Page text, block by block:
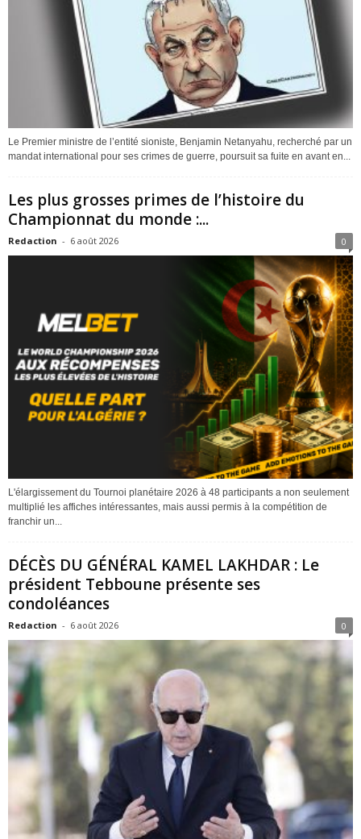
Le Premier ministre de l’entité sioniste, Benjamin Netanyahu, recherché par un
mandat international pour ses crimes de guerre, poursuit sa fuite en avant en...
Les plus grosses primes de l’histoire du
Championnat du monde :...
Redaction - 6 août 2026 0
L'élargissement du Tournoi planétaire 2026 à 48 participants a non seulement
multiplié les affiches intéressantes, mais aussi permis à la compétition de
franchir un...
DÉCÈS DU GÉNÉRAL KAMEL LAKHDAR : Le
président Tebboune présente ses
condoléances
Redaction - 6 août 2026 0